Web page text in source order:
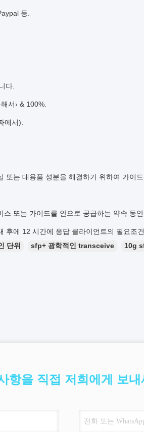
등.
다.
서› & 100%.
에서).
또는 대용품 성분을 해결하기 위하여 가이
스 또는 가이드를 안으로 공급하는 약속 동
후에 12 시간에 응답 클라이언트의 필요조
단위 sfp+ 광학적인 transceive 10g
항을 직접 저희에게 보내